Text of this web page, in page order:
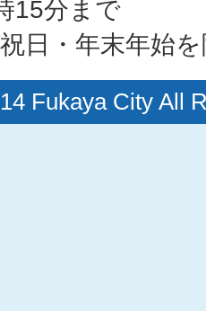
15分まで
祝日・年末年始
Fukaya City All